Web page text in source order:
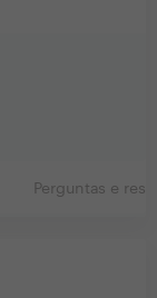
Perguntas e